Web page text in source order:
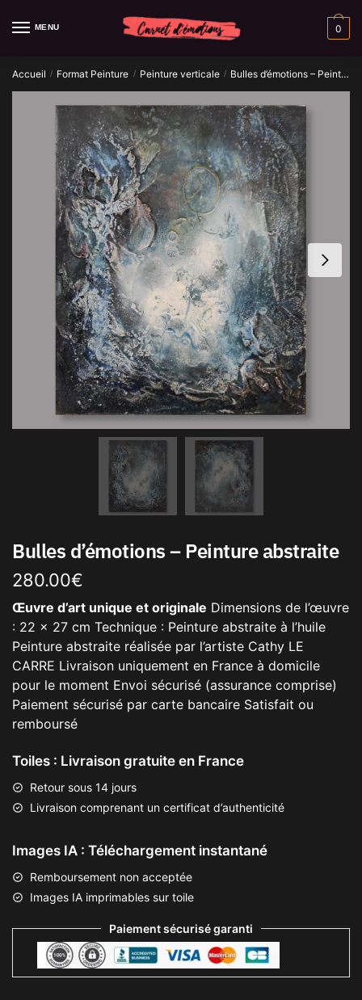
MENU 0
Accueil / Format Peinture / Peinture verticale / Bulles d’émotions – Peinture abstraite
Bulles d’émotions – Peinture abstraite
280.00€
Œuvre d’art unique et originale Dimensions de l’œuvre
: 22 x 27 cm Technique : Peinture abstraite à l’huile
Peinture abstraite réalisée par l’artiste Cathy LE
CARRE Livraison uniquement en France à domicile
pour le moment Envoi sécurisé (assurance comprise)
Paiement sécurisé par carte bancaire Satisfait ou
remboursé
Toiles : Livraison gratuite en France
Retour sous 14 jours
Livraison comprenant un certificat d’authenticité
Images IA : Téléchargement instantané
Remboursement non acceptée
Images IA imprimables sur toile
Paiement sécurisé garanti